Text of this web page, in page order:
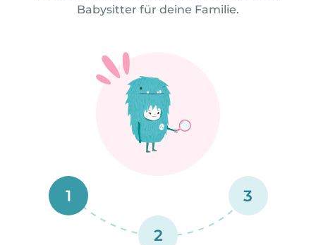
Babysitter für deine Familie.
1
2
3